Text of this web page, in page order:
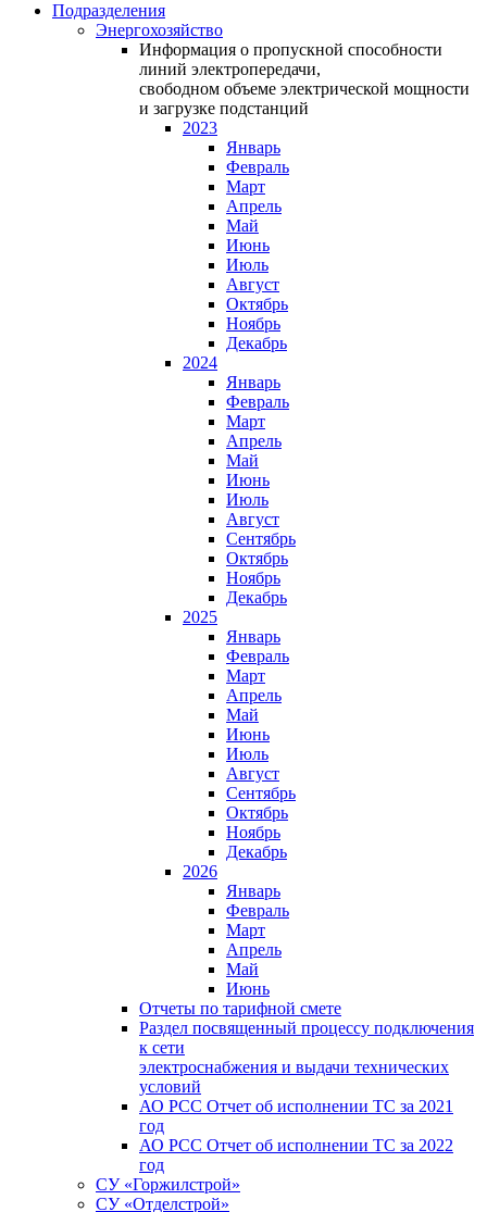
Подразделения
Энергохозяйство
Информация о пропускной способности
линий электропередачи,
свободном объеме электрической мощности
и загрузке подстанций
2023
Январь
Февраль
Март
Апрель
Май
Июнь
Июль
Август
Октябрь
Ноябрь
Декабрь
2024
Январь
Февраль
Март
Апрель
Май
Июнь
Июль
Август
Сентябрь
Октябрь
Ноябрь
Декабрь
2025
Январь
Февраль
Март
Апрель
Май
Июнь
Июль
Август
Сентябрь
Октябрь
Ноябрь
Декабрь
2026
Январь
Февраль
Март
Апрель
Май
Июнь
Отчеты по тарифной смете
Раздел посвященный процессу подключения
к сети
электроснабжения и выдачи технических
условий
АО РСС Отчет об исполнении ТС за 2021
год
АО РСС Отчет об исполнении ТС за 2022
год
СУ «Горжилстрой»
СУ «Отделстрой»